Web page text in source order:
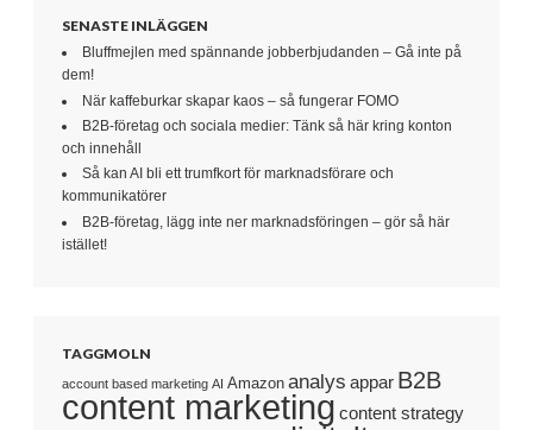
SENASTE INLÄGGEN
Bluffmejlen med spännande jobberbjudanden – Gå inte på
dem!
När kaffeburkar skapar kaos – så fungerar FOMO
B2B-företag och sociala medier: Tänk så här kring konton
och innehåll
Så kan AI bli ett trumfkort för marknadsförare och
kommunikatörer
B2B-företag, lägg inte ner marknadsföringen – gör så här
istället!
TAGGMOLN
account based marketing AI Amazon analys appar B2B
content marketing content strategy